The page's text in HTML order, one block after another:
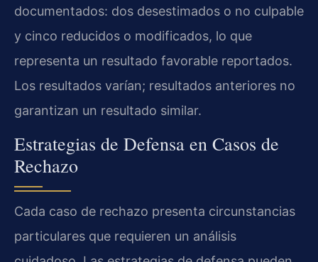
documentados: dos desestimados o no culpable
y cinco reducidos o modificados, lo que
representa un resultado favorable reportados.
Los resultados varían; resultados anteriores no
garantizan un resultado similar.
Estrategias de Defensa en Casos de
Rechazo
Cada caso de rechazo presenta circunstancias
particulares que requieren un análisis